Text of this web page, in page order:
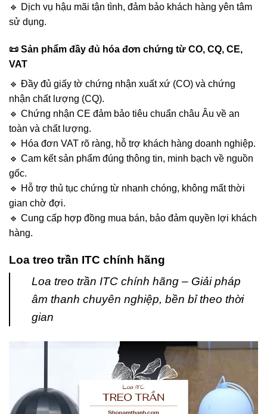
🔹 Dịch vụ hậu mãi tận tình, đảm bảo khách hàng yên tâm
sử dụng.
📜 Sản phẩm đầy đủ hóa đơn chứng từ CO, CQ, CE,
VAT
🔹 Đầy đủ giấy tờ chứng nhận xuất xứ (CO) và chứng
nhận chất lượng (CQ).
🔹 Chứng nhận CE đảm bảo tiêu chuẩn châu Âu về an
toàn và chất lượng.
🔹 Hóa đơn VAT rõ ràng, hỗ trợ khách hàng doanh nghiệp.
🔹 Cam kết sản phẩm đúng thông tin, minh bạch về nguồn
gốc.
🔹 Hỗ trợ thủ tục chứng từ nhanh chóng, không mất thời
gian chờ đợi.
🔹 Cung cấp hợp đồng mua bán, bảo đảm quyền lợi khách
hàng.
Loa treo trần ITC chính hãng
Loa treo trần ITC chính hãng – Giải pháp
âm thanh chuyên nghiệp, bền bỉ theo thời
gian